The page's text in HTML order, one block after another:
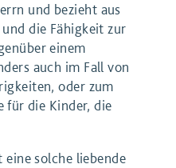
und bezieht aus
die Fähigkeit zur
einem
auch im Fall von
oder zum
für die Kinder, die
eine solche liebende